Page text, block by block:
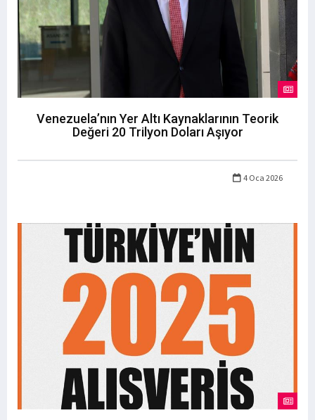
Venezuela’nın Yer Altı Kaynaklarının Teorik
Değeri 20 Trilyon Doları Aşıyor
4 Oca 2026